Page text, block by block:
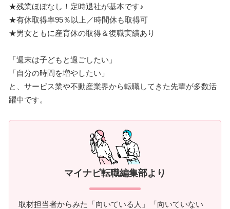
★残業ほぼなし！定時退社が基本です♪
★有休取得率95％以上／時間休も取得可
★男女ともに産育休の取得＆復職実績あり
「週末は子どもと過ごしたい」
「自分の時間を増やしたい」
と、サービス業や不動産業界から転職してきた先輩が多数活
躍中です。
マイナビ転職編集部より
取材担当者からみた「向いている人」「向いていない